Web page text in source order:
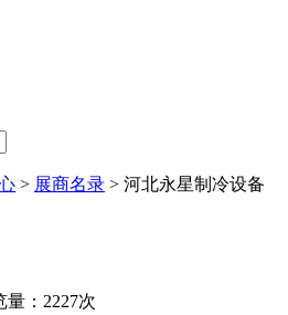
> 展商名录 > 河北永星制冷设备
量：2227次